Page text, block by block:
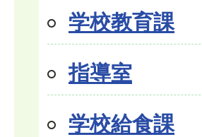
学校教育課
指導室
学校給食課